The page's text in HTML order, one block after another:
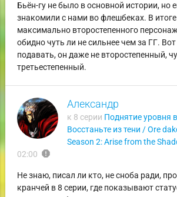
Бьён-гу не было в основной истории, но
знакомили с нами во флешбеках. В
максимально второстепенного
обидно чуть ли не сильнее чем за ГГ.
подавать, он даже не второстепенный,
третьестепенный.
Александр
к 8 серии Поднятие уровня
Восстаньте из тени / Ore
Season 2: Arise from the
02:00 report
Не знаю, писал ли кто, не сноба ради,
кранчей в 8 серии, где показывают